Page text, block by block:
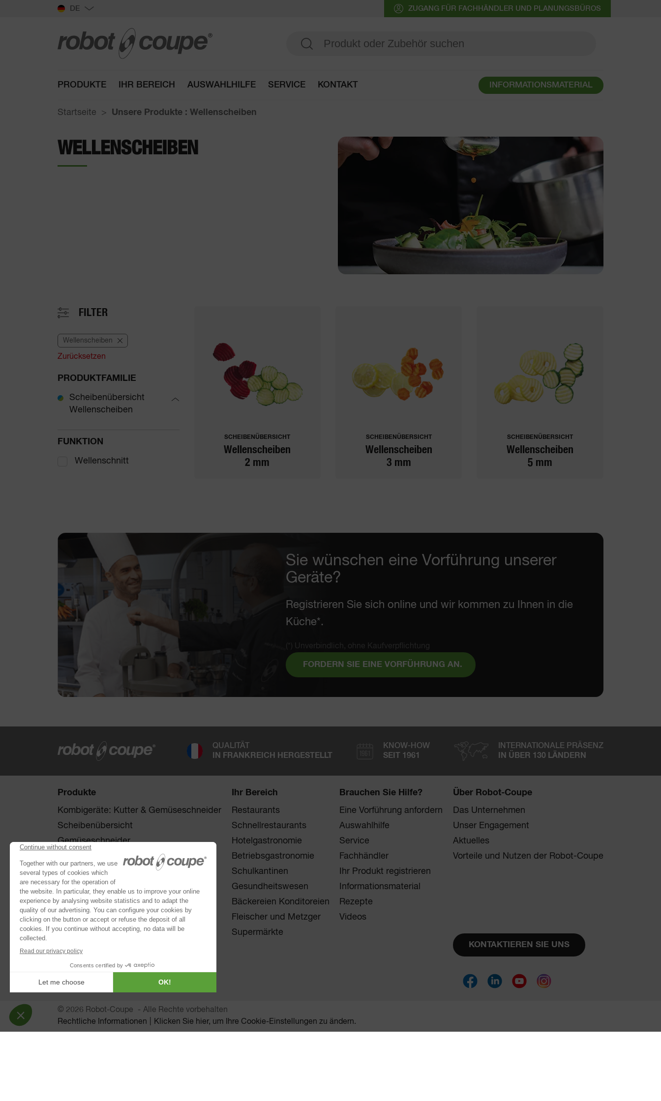
DE ZUGANG FÜR FACHHÄNDLER UND PLANUNGSBÜROS
PRODUKTE IHR BEREICH AUSWAHLHILFE SERVICE KONTAKT INFORMATIONSMATERIAL
Startseite Unsere Produkte : Wellenscheiben
WELLENSCHEIBEN
FILTER
Wellenscheiben
Zurücksetzen
PRODUKTFAMILIE
Scheibenübersicht
Wellenscheiben
FUNKTION
Wellenschnitt
SCHEIBENÜBERSICHT
Wellenscheiben
2 mm
SCHEIBENÜBERSICHT
Wellenscheiben
3 mm
SCHEIBENÜBERSICHT
Wellenscheiben
5 mm
Sie wünschen eine Vorführung unserer
Geräte?
Registrieren Sie sich online und wir kommen zu Ihnen in die
Küche*.
(*) Unverbindlich, ohne Kaufverpflichtung
FORDERN SIE EINE VORFÜHRUNG AN.
QUALITÄT
IN FRANKREICH HERGESTELLT
KNOW-HOW
SEIT 1961
INTERNATIONALE PRÄSENZ
IN ÜBER 130 LÄNDERN
Produkte
Kombigeräte: Kutter & Gemüseschneider
Scheibenübersicht
Gemüseschneider
Robot Cook
Blixer®
Kitchen Blenders
Stabmixer
Automatik-Entsafter
Passiermaschinen
RUHRMASCHINE
Brotschneidemaschine
Ihr Bereich
Restaurants
Schnellrestaurants
Hotelgastronomie
Betriebsgastronomie
Schulkantinen
Gesundheitswesen
Bäckereien Konditoreien
Fleischer und Metzger
Supermärkte
Brauchen Sie Hilfe?
Eine Vorführung anfordern
Auswahlhilfe
Service
Fachhändler
Ihr Produkt registrieren
Informationsmaterial
Rezepte
Videos
Über Robot-Coupe
Das Unternehmen
Unser Engagement
Aktuelles
Vorteile und Nutzen der Robot-Coupe
KONTAKTIEREN SIE UNS
© 2026 Robot-Coupe
Alle Rechte vorbehalten
Rechtliche Informationen
Klicken Sie hier, um Ihre Cookie-Einstellungen zu ändern.
Zur Auswahlhilfe